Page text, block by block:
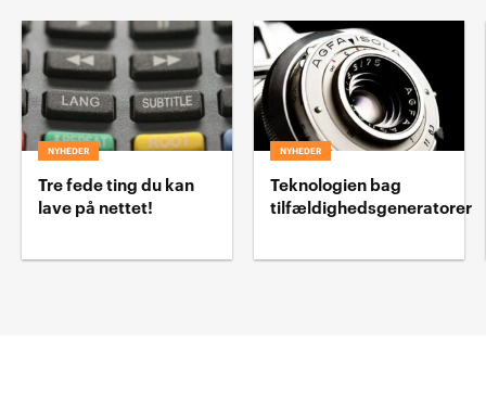
NYHEDER
Tre fede ting du kan
lave på nettet!
NYHEDER
Teknologien bag
tilfældighedsgeneratorer